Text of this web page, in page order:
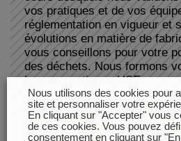
vos pratiques et de vos
réglementation en vigueur et
évolutions en matière de
vous conseillons pour votre
des déchets. Nous formons
bonnes pratiques HSE.
Nous utilisons des cookies pour
site et personnaliser votre
En cliquant sur "Accepter" vous
de ces cookies. Vous pouvez
consentement en cliquant sur